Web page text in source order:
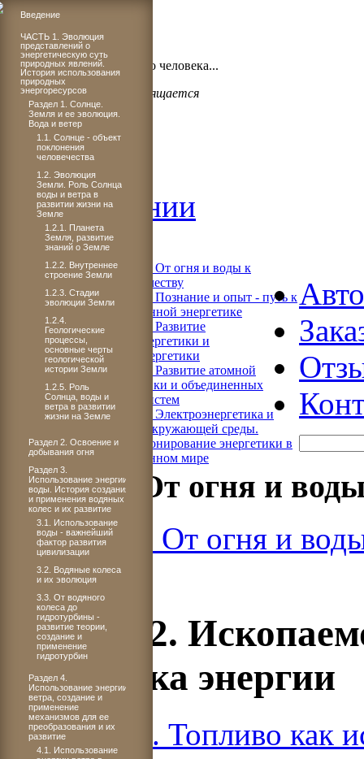
Бог проявил щедрость,
когда подарил миру такого человека...
Светлане Плачковой посвящается
Главная
Об издании
Читать
Книга 1. От огня и воды к
электричеству
Книга 2. Познание и опыт - путь к
современной энергетике
Книга 3. Развитие
теплоэнергетики и
гидроэнергетики
Книга 4. Развитие атомной
энергетики и объединенных
энергосистем
Книга 5. Электроэнергетика и
охрана окружающей среды.
Функционирование энергетики в
современном мире
Книга 1. От огня и
Книга 1. От огня и
ЧАСТЬ 2.
источника энергии
Раздел 6. Топливо как
Введение
ЧАСТЬ 1. Эволюция
представлений о
энергетическую суть
природных явлений.
История использования
природных
энергоресурсов
Раздел 1. Солнце.
Земля и ее эволюция.
Вода и ветер
1.1. Солнце - объект
поклонения
человечества
1.2. Эволюция
Земли. Роль Солнца,
воды и ветра в
развитии жизни на
Земле
1.2.1. Планета
Земля, развитие
знаний о Земле
1.2.2. Внутреннее
строение Земли
1.2.3. Стадии
эволюции Земли
1.2.4.
Геологические
процессы,
основные черты
геологической
истории Земли
1.2.5. Роль
Солнца, воды и
ветра в развитии
жизни на Земле
Раздел 2. Освоение и
добывания огня
Раздел 3.
Использование энергии
воды. История создания
и применения водяных
колес и их развитие
3.1. Использование
воды - важнейший
фактор развития
цивилизации
3.2. Водяные колеса
и их эволюция
3.3. От водяного
колеса до
гидротурбины -
развитие теории,
создание и
применение
гидротурбин
Раздел 4.
Использование энергии
ветра, создание и
применение
механизмов для ее
преобразования и их
развитие
4.1. Использование